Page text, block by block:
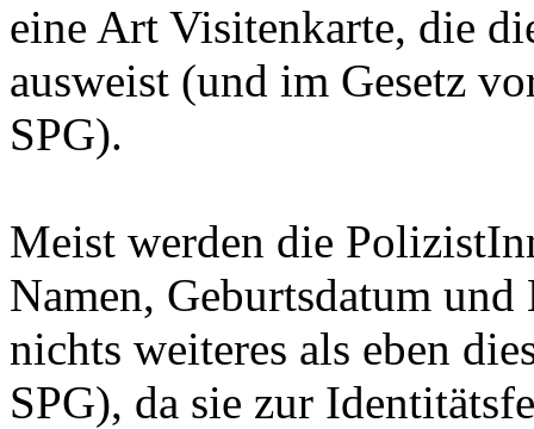
eine Art Visitenkarte, die
ausweist (und im Gesetz
SPG).
Meist werden die
Namen, Geburtsdatum und
nichts weiteres als eben
SPG), da sie zur